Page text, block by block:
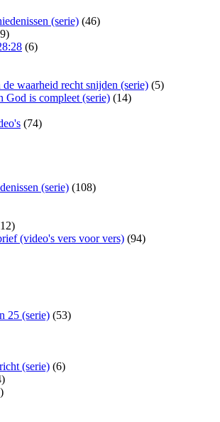
(serie) (46)
(6)
waarheid recht snijden (serie) (5)
God is compleet (serie) (14)
(74)
(serie) (108)
(video's vers voor vers) (94)
25 (serie) (53)
(serie) (6)